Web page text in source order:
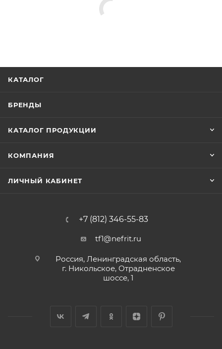
КАТАЛОГ
БРЕНДЫ
КАТАЛОГ ПРОДУКЦИИ
КОМПАНИЯ
ЛИЧНЫЙ КАБИНЕТ
+7 (812) 346-55-83
tf1@nefrit.ru
Россия, Ленинградская область,
г. Никольское, Отрадненское
шоссе, 1